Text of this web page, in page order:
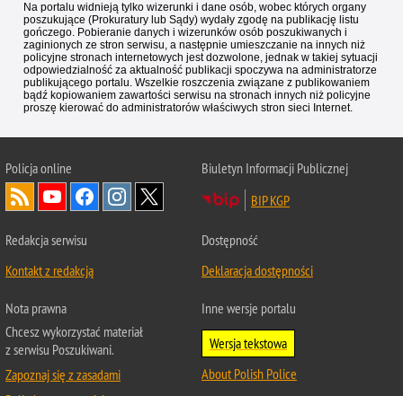
Na portalu widnieją tylko wizerunki i dane osób, wobec których organy
poszukujące (Prokuratury lub Sądy) wydały zgodę na publikację listu
gończego. Pobieranie danych i wizerunków osób poszukiwanych i
zaginionych ze stron serwisu, a następnie umieszczanie na innych niż
policyjne stronach internetowych jest dozwolone, jednak w takiej sytuacji
odpowiedzialność za aktualność publikacji spoczywa na administratorze
publikującego portalu. Wszelkie roszczenia związane z publikowaniem
bądź kopiowaniem zawartości serwisu na stronach innych niż policyjne
proszę kierować do administratorów właściwych stron sieci Internet.
Policjaonline
Biuletyn Informacji Publicznej
BIP KGP
Redakcja serwisu
Kontakt z redakcją
Dostępność
Deklaracja dostępności
Nota prawna
Chcesz wykorzystać materiał
z serwisu Poszukiwani.
Zapoznaj się z zasadami
Inne wersje portalu
Wersja tekstowa
About Polish Police